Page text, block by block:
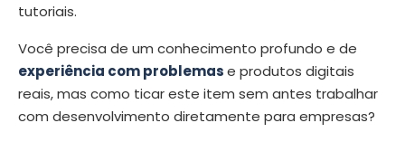
tutoriais.
Você precisa de um conhecimento profundo e de
experiência com problemase produtos digitais
reais, mas como ticar este item sem antes trabalhar
com desenvolvimento diretamente para empresas?